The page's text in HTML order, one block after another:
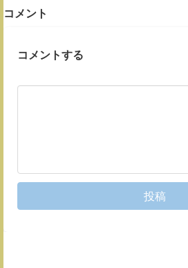
コメント
コメントする
投稿